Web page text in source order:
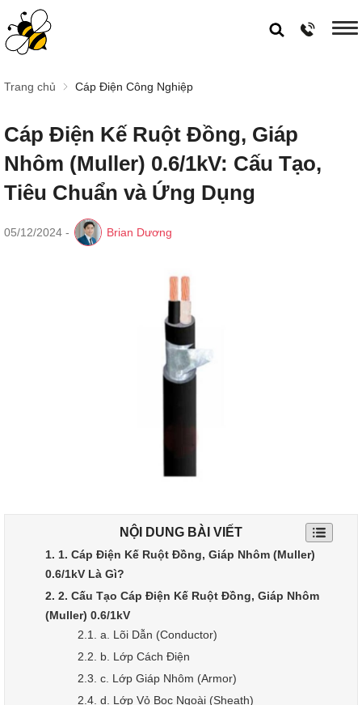
Trang chủ Cáp Điện Công Nghiệp
Cáp Điện Kế Ruột Đồng, Giáp
Nhôm (Muller) 0.6/1kV: Cấu Tạo,
Tiêu Chuẩn và Ứng Dụng
05/12/2024 - Brian Dương
NỘI DUNG BÀI VIẾT
1. 1. Cáp Điện Kế Ruột Đồng, Giáp Nhôm (Muller)
0.6/1kV Là Gì?
2. 2. Cấu Tạo Cáp Điện Kế Ruột Đồng, Giáp Nhôm
(Muller) 0.6/1kV
2.1. a. Lõi Dẫn (Conductor)
2.2. b. Lớp Cách Điện
2.3. c. Lớp Giáp Nhôm (Armor)
2.4. d. Lớp Vỏ Bọc Ngoài (Sheath)